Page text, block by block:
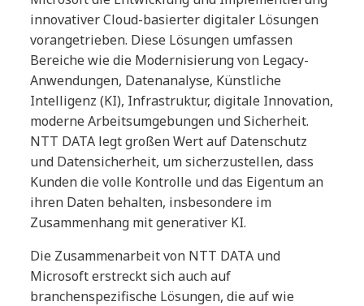
innovativer Cloud-basierter digitaler Lösungen
vorangetrieben. Diese Lösungen umfassen
Bereiche wie die Modernisierung von Legacy-
Anwendungen, Datenanalyse, Künstliche
Intelligenz (KI), Infrastruktur, digitale Innovation,
moderne Arbeitsumgebungen und Sicherheit.
NTT DATA legt großen Wert auf Datenschutz
und Datensicherheit, um sicherzustellen, dass
Kunden die volle Kontrolle und das Eigentum an
ihren Daten behalten, insbesondere im
Zusammenhang mit generativer KI.
Die Zusammenarbeit von NTT DATA und
Microsoft erstreckt sich auch auf
branchenspezifische Lösungen, die auf wie